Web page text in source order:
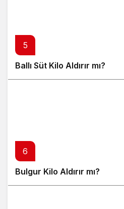
5
Ballı Süt Kilo Aldırır mı?
6
Bulgur Kilo Aldırır mı?